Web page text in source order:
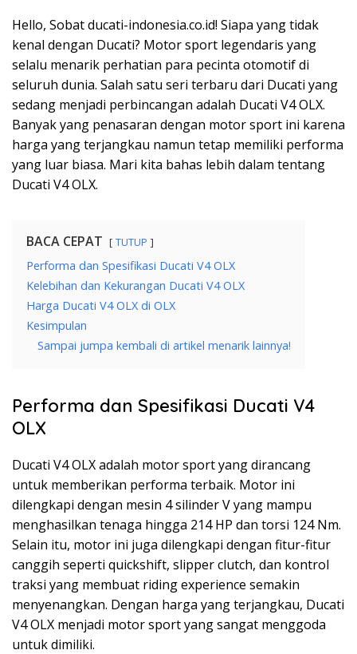
Hello, Sobat ducati-indonesia.co.id! Siapa yang tidak
kenal dengan Ducati? Motor sport legendaris yang
selalu menarik perhatian para pecinta otomotif di
seluruh dunia. Salah satu seri terbaru dari Ducati yang
sedang menjadi perbincangan adalah Ducati V4 OLX.
Banyak yang penasaran dengan motor sport ini karena
harga yang terjangkau namun tetap memiliki performa
yang luar biasa. Mari kita bahas lebih dalam tentang
Ducati V4 OLX.
BACA CEPAT TUTUP
Performa dan Spesifikasi Ducati V4 OLX
Kelebihan dan Kekurangan Ducati V4 OLX
Harga Ducati V4 OLX di OLX
Kesimpulan
Sampai jumpa kembali di artikel menarik lainnya!
Performa dan Spesifikasi Ducati V4
OLX
Ducati V4 OLX adalah motor sport yang dirancang
untuk memberikan performa terbaik. Motor ini
dilengkapi dengan mesin 4 silinder V yang mampu
menghasilkan tenaga hingga 214 HP dan torsi 124 Nm.
Selain itu, motor ini juga dilengkapi dengan fitur-fitur
canggih seperti quickshift, slipper clutch, dan kontrol
traksi yang membuat riding experience semakin
menyenangkan. Dengan harga yang terjangkau, Ducati
V4 OLX menjadi motor sport yang sangat menggoda
untuk dimiliki.